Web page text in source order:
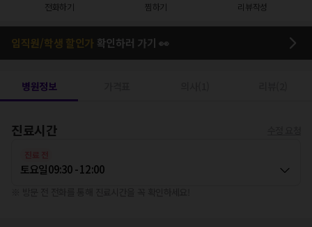
전화하기 찜하기 리뷰작성
임직원/학생 할인가 확인하러 가기 👀
병원정보
진료시간
토요일09:30 - 12:00